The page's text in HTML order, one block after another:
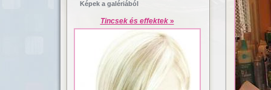
Képek a galériából
Tincsek és effektek»